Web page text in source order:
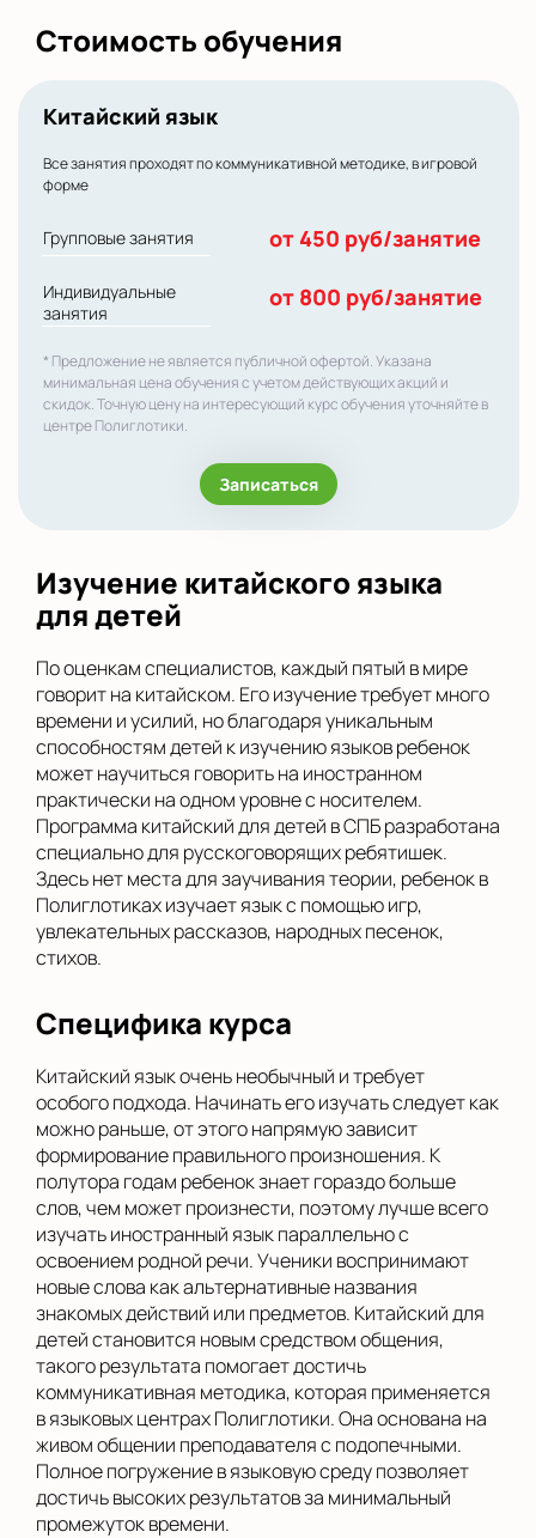
Стоимость обучения
Китайский язык
Все занятия проходят по коммуникативной методике, в игровой
форме
Групповые занятия от 450 руб/занятие
Индивидуальные
занятия
от 800 руб/занятие
* Предложение не является публичной офертой. Указана
минимальная цена обучения с учетом действующих акций и
скидок. Точную цену на интересующий курс обучения уточняйте в
центре Полиглотики.
Записаться
Изучение китайского языка
для детей
По оценкам специалистов, каждый пятый в мире
говорит на китайском. Его изучение требует много
времени и усилий, но благодаря уникальным
способностям детей к изучению языков ребенок
может научиться говорить на иностранном
практически на одном уровне с носителем.
Программа китайский для детей в СПБ разработана
специально для русскоговорящих ребятишек.
Здесь нет места для заучивания теории, ребенок в
Полиглотиках изучает язык с помощью игр,
увлекательных рассказов, народных песенок,
стихов.
Специфика курса
Китайский язык очень необычный и требует
особого подхода. Начинать его изучать следует как
можно раньше, от этого напрямую зависит
формирование правильного произношения. К
полутора годам ребенок знает гораздо больше
слов, чем может произнести, поэтому лучше всего
изучать иностранный язык параллельно с
освоением родной речи. Ученики воспринимают
новые слова как альтернативные названия
знакомых действий или предметов. Китайский для
детей становится новым средством общения,
такого результата помогает достичь
коммуникативная методика, которая применяется
в языковых центрах Полиглотики. Она основана на
живом общении преподавателя с подопечными.
Полное погружение в языковую среду позволяет
достичь высоких результатов за минимальный
промежуток времени.